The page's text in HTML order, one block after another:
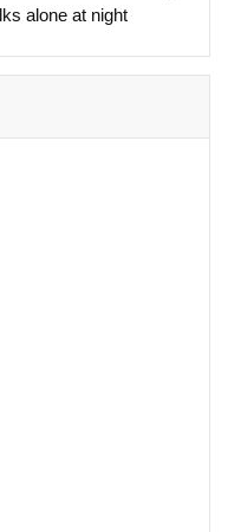
alone at night